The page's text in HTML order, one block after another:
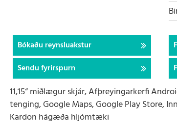
Bókaðu reynsluakstur
Sendu fyrirspurn
11,15“ miðlægur skjár, Afþreyingarkerfi
tenging, Google Maps, Google Play Store,
Kardon hágæða hljómtæki